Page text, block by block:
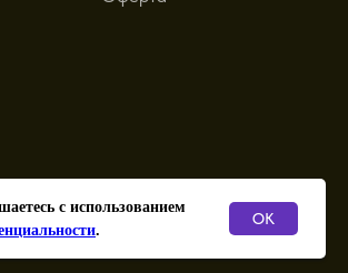
ОГРНИП
317774600155903
с использованием
.
OK